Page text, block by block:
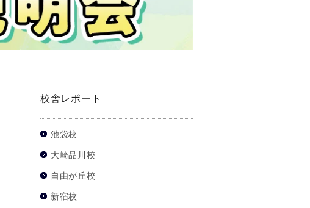
校舎レポート
池袋校
大崎品川校
自由が丘校
新宿校